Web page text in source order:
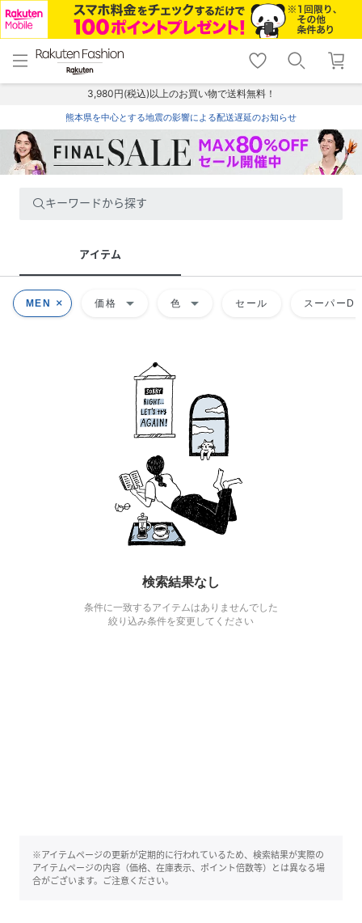
menu home
トップ
shopping_cart lock_outline
ログイン
3,980円(税込)以上のお買い物で送料無料！
熊本県を中心とする地震の影響による配送遅延のお知らせ
キーワードから探す
アイテム
MEN 価格 arrow_drop_down 色 arrow_drop_down セール スーパー
検索結果なし
条件に一致するアイテムはありませんでした
絞り込み条件を変更してください
※アイテムページの更新が定期的に行われているため、検索結果が実際の
アイテムページの内容（価格、在庫表示、ポイント倍数等）とは異なる場
合がございます。ご注意ください。